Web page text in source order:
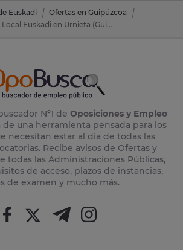
Euskadi
Ofertas en Guipúzcoa
Oposiciones de Policia Local Euskadi en Urnieta (Guipúzcoa)
Nº1 de Oposiciones y Empleo
de una herramienta pensada para los
necesitan estar al día de todas las
Recibe avisos de Ofertas y
todas las Administraciones Públicas,
de acceso, plazos de instancias,
de examen y mucho más.